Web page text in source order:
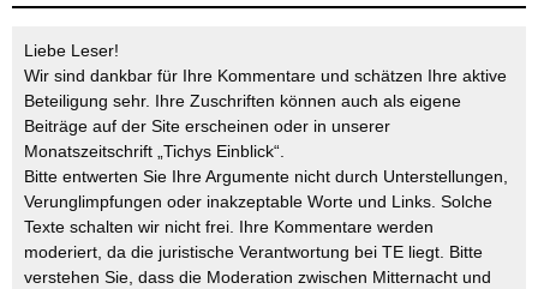
Liebe Leser!
Wir sind dankbar für Ihre Kommentare und schätzen Ihre aktive
Beteiligung sehr. Ihre Zuschriften können auch als eigene
Beiträge auf der Site erscheinen oder in unserer
Monatszeitschrift „Tichys Einblick“.
Bitte entwerten Sie Ihre Argumente nicht durch Unterstellungen,
Verunglimpfungen oder inakzeptable Worte und Links. Solche
Texte schalten wir nicht frei. Ihre Kommentare werden
moderiert, da die juristische Verantwortung bei TE liegt. Bitte
verstehen Sie, dass die Moderation zwischen Mitternacht und